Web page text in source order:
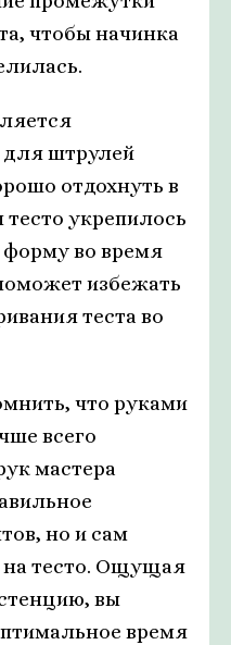
чтобы начинка
для штрулей
отдохнуть в
укрепилось
во время
избежать
теста во
что руками
всего
мастера
но и сам
на тесто. Ощущая
вы
время